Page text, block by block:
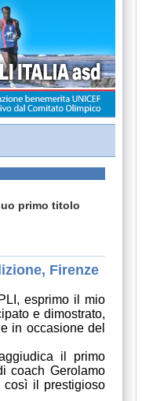
primo titolo
Firenze
esprimo il mio
e dimostrato,
in occasione del
il primo
coach Gerolamo
così il prestigioso